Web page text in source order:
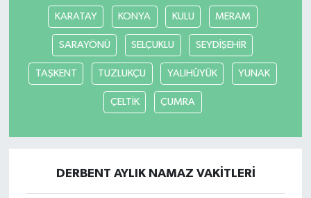
KARATAY KONYA KULU MERAM
SARAYÖNÜ SELÇUKLU SEYDİŞEHİR
TAŞKENT TUZLUKÇU YALIHÜYÜK YUNAK
ÇELTİK ÇUMRA
DERBENT AYLIK NAMAZ VAKITLERI